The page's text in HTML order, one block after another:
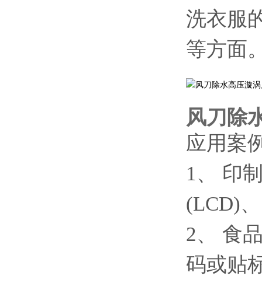
洗衣服
等方面
风刀除
应用案
1、 印
(LCD)
2、 食
码或贴